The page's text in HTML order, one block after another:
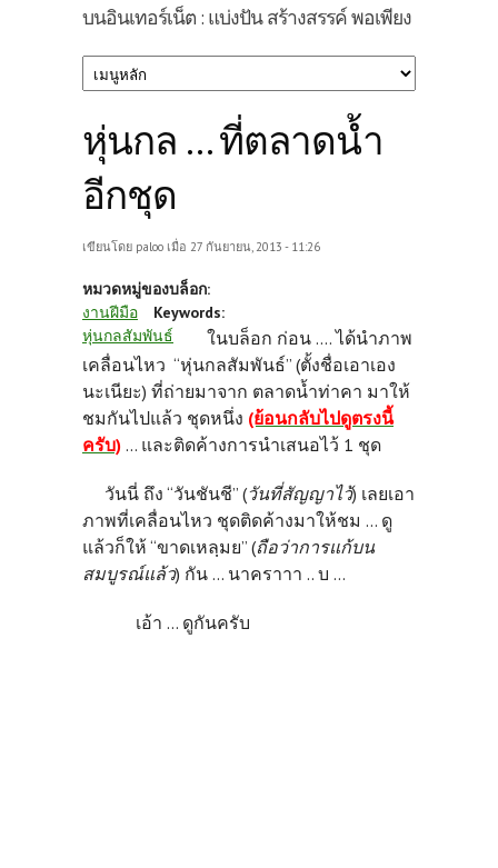
บนอินเทอร์เน็ต : แบ่งปัน สร้างสรรค์ พอเพียง
หุ่นกล ... ที่ตลาดน้ำ
อีกชุด
เขียนโดย paloo เมื่อ 27 กันยายน, 2013 - 11:26
หมวดหมู่ของบล็อก:
งานฝีมือ
Keywords:
หุ่นกลสัมพันธ์
ในบล็อก ก่อน .... ได้นำภาพ
เคลื่อนไหว “หุ่นกลสัมพันธ์” (ตั้งชื่อเอาเอง
นะเนียะ) ที่ถ่ายมาจาก ตลาดน้ำท่าคา มาให้
ชมกันไปแล้ว ชุดหนึ่ง (ย้อนกลับไปดูตรงนี้
ครับ) ... และติดค้างการนำเสนอไว้ 1 ชุด
วันนี่ ถึง “วันชันชี” (วันที่สัญญาไว้) เลยเอา
ภาพที่เคลื่อนไหว ชุดติดค้างมาให้ชม ... ดู
แล้วก็ให้ “ขาดเหลฺมย” (ถือว่าการแก้บน
สมบูรณ์แล้ว) กัน ... นาคราาา .. บ ...
เอ้า ... ดูกันครับ